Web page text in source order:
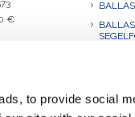
to provide social
€